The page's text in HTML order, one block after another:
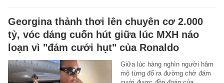
Georgina thảnh thơi lên chuyên cơ 2.000
tỷ, vóc dáng cuốn hút giữa lúc MXH náo
loạn vì "đám cưới hụt" của Ronaldo
Giữa lúc hàng nghìn người hâm
mộ từng đổ ra đường chờ đám